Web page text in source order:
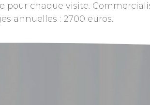
pour chaque visite.
annuelles : 2700 euros.